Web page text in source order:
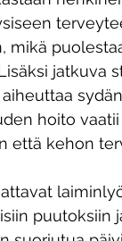
mikä
hoito
että kehon
puutoksiin